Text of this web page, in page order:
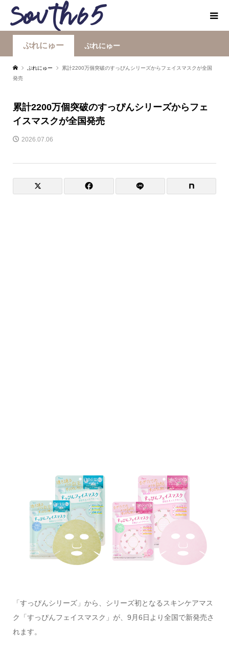
ぷれにゅー ぷれにゅー
ぷれにゅー
累計2200万個突破のすっぴんシリーズからフェイスマスクが全国
発売
累計2200万個突破のすっぴんシリーズからフェ
イスマスクが全国発売
2026.07.06
「すっぴんシリーズ」から、シリーズ初となるスキンケアマス
ク「すっぴんフェイスマスク」が、9月6日より全国で新発売さ
れます。